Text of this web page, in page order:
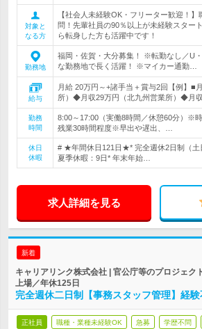
対象と
なる方
【社会人未経験OK・フリーター歓迎！
問！先輩社員の90％以上が未経験スター
ら転身した方も活躍中です！
勤務地
福岡・佐賀・大分募集！ ※転勤なし／U
な勤務地で長く活躍！ ※マイカー通勤…
給与
月給 20万円～+諸手当＋賞与2回【例】■
所）◆月収29万円（北九州営業所）◆月
勤務
時間
8:00～17:00（実働8時間／休憩60分）※
残業30時間程度※早出や遅出、…
休日
休暇
# ★年間休日121日★* 完全週休2日制（土
夏季休暇：9日* 年末年始…
求人詳細を見る
新着
キャリアリンク株式会社 | 官公庁等のプロジェク
上場／年休125日
完全週休二日制【事務スタッフ管理】経
正社員 職種・業種未経験OK 急募 学歴不問